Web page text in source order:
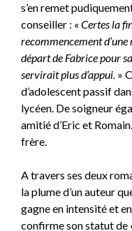
s’en remet
conseiller : « Certes la
recommencement
départ de Fabrice pour
servirait plus d’appui.»
d’adolescent passif
lycéen. De soigneur
amitié d’Eric et
frère.
A travers ses deux
la plume d’un auteur
gagne en intensité et
confirme son statut de